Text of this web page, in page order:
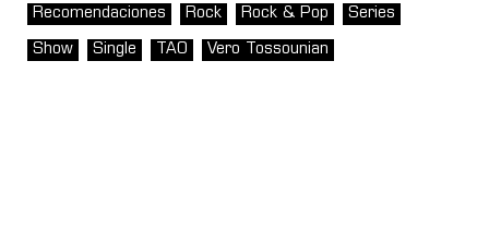
Recomendaciones Rock Rock & Pop Series
Show Single TAO Vero Tossounian